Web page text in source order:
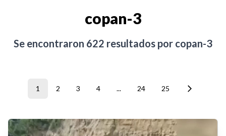
copan-3
Se encontraron 622 resultados por copan-3
1 2 3 4 ... 24 25